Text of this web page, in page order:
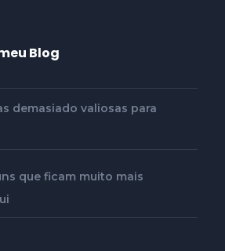
Blog
demasiado valiosas para
que ficam muito mais